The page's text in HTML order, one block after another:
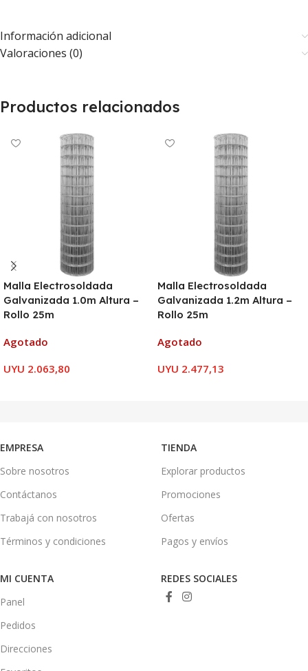
Información adicional
Valoraciones (0)
Productos relacionados
Malla Electrosoldada
Galvanizada 1.0m Altura –
Rollo 25m
Agotado
UYU 2.063,80
Malla Electrosoldada
Galvanizada 1.2m Altura –
Rollo 25m
Agotado
UYU 2.477,13
EMPRESA
Sobre nosotros
Contáctanos
Trabajá con nosotros
Términos y condiciones
TIENDA
Explorar productos
Promociones
Ofertas
Pagos y envíos
MI CUENTA
Panel
Pedidos
Direcciones
REDES SOCIALES